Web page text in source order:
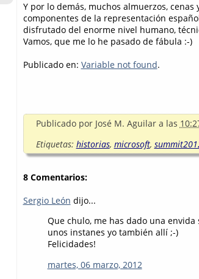
Y por lo demás, muchos almuerzos,
componentes de la representación
disfrutado del enorme nivel humano,
Vamos, que me lo he pasado de fábula :-)
Publicado en: Variable not found.
Publicado por José M. Aguilar a las
Etiquetas: historias, microsoft,
8 Comentarios:
Sergio León dijo...
Que chulo, me has dado una
unos instanes yo también allí ;-)
Felicidades!
martes, 06 marzo, 2012